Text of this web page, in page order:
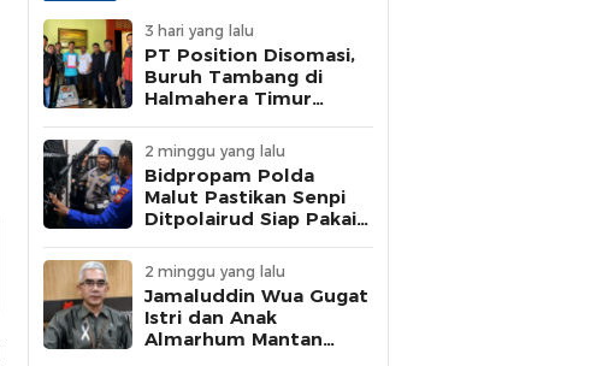
3 hari yang lalu
PT Position Disomasi,
Buruh Tambang di
Halmahera Timur
Tanpa BPJS
2 minggu yang lalu
Bidpropam Polda
Malut Pastikan Senpi
Ditpolairud Siap Pakai
2 minggu yang lalu
Jamaluddin Wua Gugat
Istri dan Anak
Almarhum Mantan